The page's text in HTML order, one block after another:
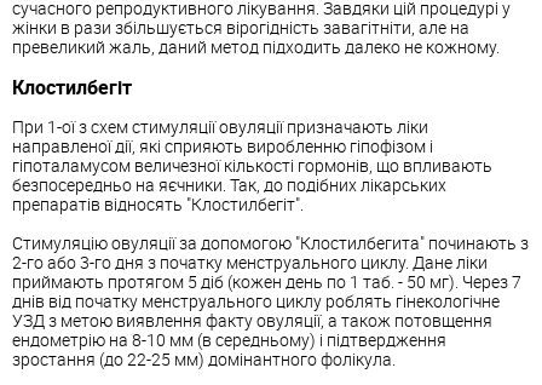
сучасного репродуктивного лікування. Завдяки цій процедурі у
жінки в рази збільшується вірогідність завагітніти, але на
превеликий жаль, даний метод підходить далеко не кожному.
Клостилбегіт
При 1-ої з схем стимуляції овуляції призначають ліки
направленої дії, які сприяють виробленню гіпофізом і
гіпоталамусом величезної кількості гормонів, що впливають
безпосередньо на яєчники. Так, до подібних лікарських
препаратів відносять "Клостилбегіт".
Стимуляцію овуляції за допомогою "Клостилбегита" починають з
2-го або 3-го дня з початку менструального циклу. Дане ліки
приймають протягом 5 діб (кожен день по 1 таб. - 50 мг). Через 7
днів від початку менструального циклу роблять гінекологічне
УЗД з метою виявлення факту овуляції, а також потовщення
ендометрію на 8-10 мм (в середньому) і підтвердження
зростання (до 22-25 мм) домінантного фолікула.